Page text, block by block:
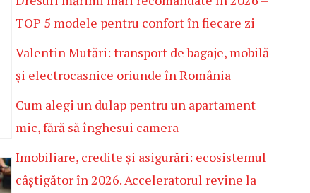
TOP 5 modele pentru confort în fiecare zi
Valentin Mutări: transport de bagaje, mobilă
și electrocasnice oriunde în România
Cum alegi un dulap pentru un apartament
mic, fără să înghesui camera
Imobiliare, credite și asigurări: ecosistemul
câștigător în 2026. Acceleratorul revine la